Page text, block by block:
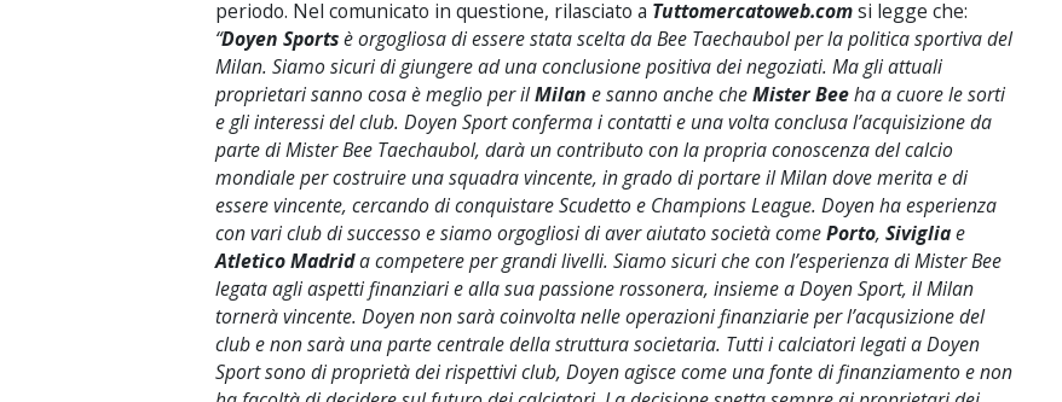
periodo. Nel comunicato in questione, rilasciato a Tuttomercatoweb.comsi legge che:
“Doyen Sportsè orgogliosa di essere stata scelta da Bee Taechaubol per la politica sportiva del
Milan. Siamo sicuri di giungere ad una conclusione positiva dei negoziati. Ma gli attuali
proprietari sanno cosa è meglio per ilMilan e sanno anche cheMister Beeha a cuore le sorti
e gli interessi del club. Doyen Sport conferma i contatti e una volta conclusa l’acquisizione da
parte di Mister Bee Taechaubol, darà un contributo con la propria conoscenza del calcio
mondiale per costruire una squadra vincente, in grado di portare il Milan dove merita e di
essere vincente, cercando di conquistare Scudetto e Champions League. Doyen ha esperienza
con vari club di successo e siamo orgogliosi di aver aiutato società comePorto, Sivigliae
Atletico Madrida competere per grandi livelli. Siamo sicuri che con l’esperienza di Mister Bee
legata agli aspetti finanziari e alla sua passione rossonera, insieme a Doyen Sport, il Milan
tornerà vincente. Doyen non sarà coinvolta nelle operazioni finanziarie per l’acqusizione del
club e non sarà una parte centrale della struttura societaria. Tutti i calciatori legati a Doyen
Sport sono di proprietà dei rispettivi club, Doyen agisce come una fonte di finanziamento e non